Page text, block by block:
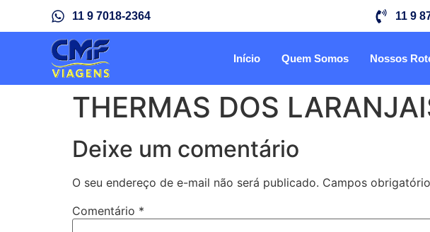
11 9 7018-2364 11 9
Início Quem Somos Nossos
THERMAS DOS
Deixe um comentário
O seu endereço de e-mail não será publicado. Campos
Comentário *